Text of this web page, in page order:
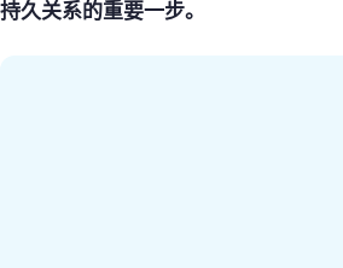
持久关系的重要一步。